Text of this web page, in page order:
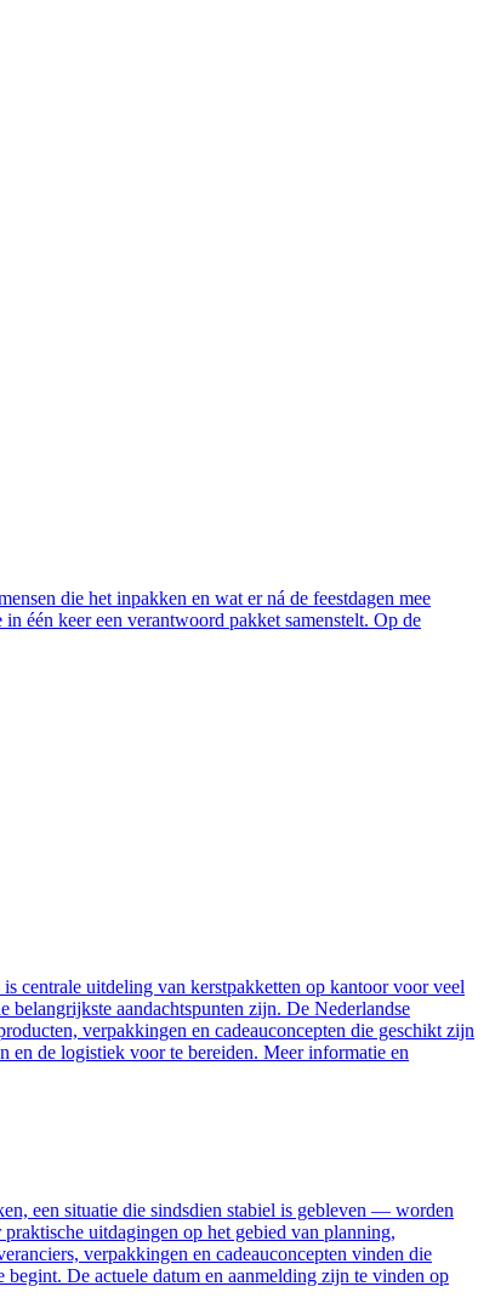
die het inpakken en wat er ná de feestdagen mee
één keer een verantwoord pakket samenstelt. Op de
uitdeling van kerstpakketten op kantoor voor veel
belangrijkste aandachtspunten zijn. De Nederlandse
verpakkingen en cadeauconcepten die geschikt zijn
en de logistiek voor te bereiden. Meer informatie en
een situatie die sindsdien stabiel is gebleven — worden
uitdagingen op het gebied van planning,
verpakkingen en cadeauconcepten vinden die
De actuele datum en aanmelding zijn te vinden op